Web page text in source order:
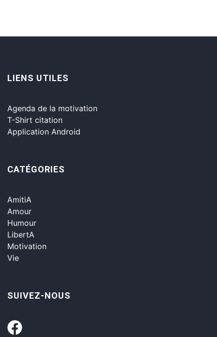
LIENS UTILES
Agenda de la motivation
T-Shirt citation
Application Android
CATÉGORIES
AmitiA
Amour
Humour
LibertA
Motivation
Vie
SUIVEZ-NOUS